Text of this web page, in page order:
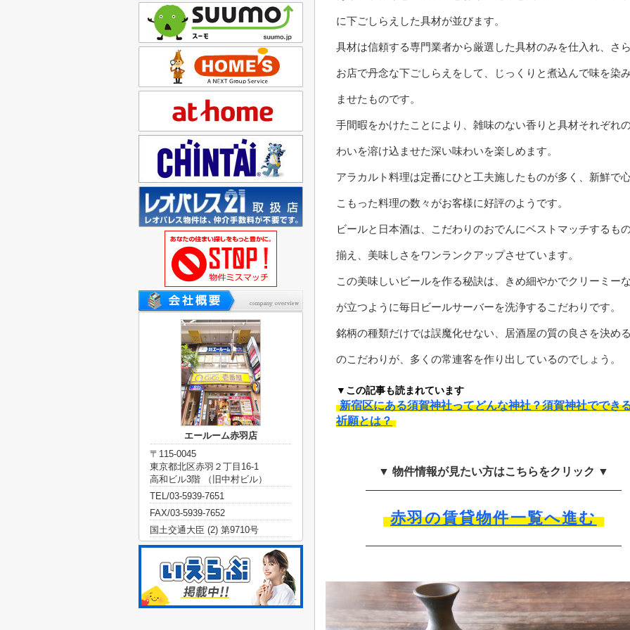
に下ごしらえした具材が並びます。
具材は信頼する専門業者から厳選した具材のみを仕入れ、さ
お店で丹念な下ごしらえをして、じっくりと煮込んで味を染
ませたものです。
手間暇をかけたことにより、雑味のない香りと具材それぞれ
わいを溶け込ませた深い味わいを楽しめます。
アラカルト料理は定番にひと工夫施したものが多く、新鮮で
こもった料理の数々がお客様に好評のようです。
ビールと日本酒は、こだわりのおでんにベストマッチするも
揃え、美味しさをワンランクアップさせています。
この美味しいビールを作る秘訣は、きめ細やかでクリーミー
が立つように毎日ビールサーバーを洗浄するこだわりです。
銘柄の種類だけでは誤魔化せない、居酒屋の質の良さを決め
のこだわりが、多くの常連客を作り出しているのでしょう。
▼この記事も読まれています
新宿区にある須賀神社ってどんな神社？須賀神社ででき
祈願とは？
▼ 物件情報が見たい方はこちらをクリック ▼
赤羽の賃貸物件一覧へ進む
エールーム赤羽店
〒115-0045
東京都北区赤羽２丁目16-1
高和ビル3階 （旧中村ビル）
TEL/03-5939-7651
FAX/03-5939-7652
国土交通大臣 (2) 第9710号